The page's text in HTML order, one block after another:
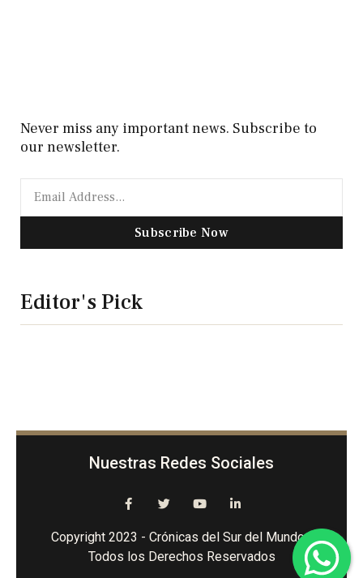
Never miss any important news. Subscribe to
our newsletter.
Subscribe Now
Editor's Pick
Nuestras Redes Sociales
Copyright 2023 - Crónicas del Sur del Mundo -
Todos los Derechos Reservados